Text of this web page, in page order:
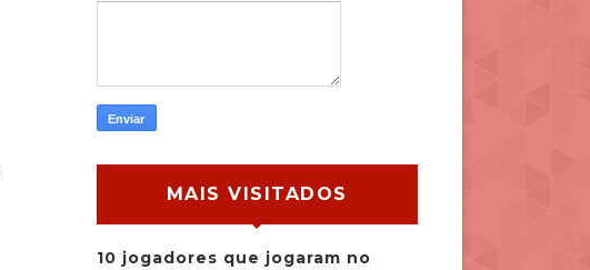
MAIS VISITADOS
10 jogadores que jogaram no